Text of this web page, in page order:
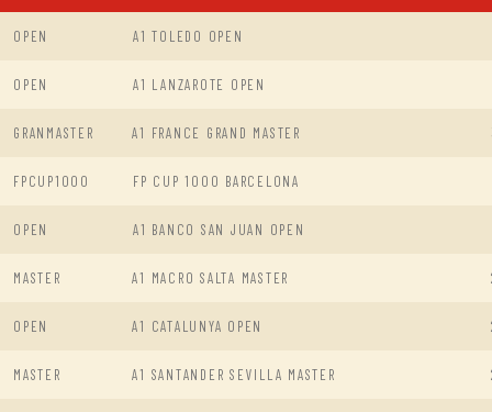
OPEN A1 TOLEDO OPEN
OPEN A1 LANZAROTE OPEN
GRANMASTER A1 FRANCE GRAND MASTER
FPCUP1000 FP CUP 1000 BARCELONA
OPEN A1 BANCO SAN JUAN OPEN
MASTER A1 MACRO SALTA MASTER
OPEN A1 CATALUNYA OPEN
MASTER A1 SANTANDER SEVILLA MASTER